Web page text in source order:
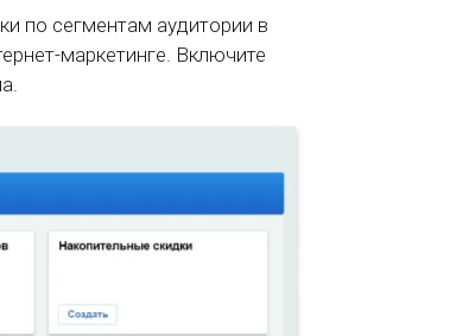
по сегментам аудитории в
маркетинге. Включите